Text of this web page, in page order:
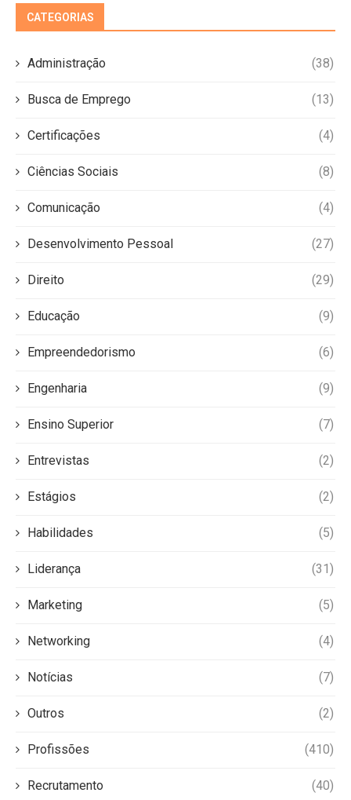
CATEGORIAS
Administração (38)
Busca de Emprego (13)
Certificações (4)
Ciências Sociais (8)
Comunicação (4)
Desenvolvimento Pessoal (27)
Direito (29)
Educação (9)
Empreendedorismo (6)
Engenharia (9)
Ensino Superior (7)
Entrevistas (2)
Estágios (2)
Habilidades (5)
Liderança (31)
Marketing (5)
Networking (4)
Notícias (7)
Outros (2)
Profissões (410)
Recrutamento (40)